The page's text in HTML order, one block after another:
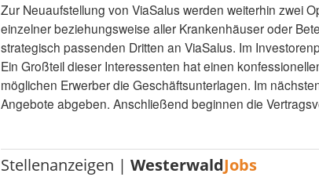
Zur Neuaufstellung von ViaSalus werden weiterhin zwei
einzelner beziehungsweise aller Krankenhäuser oder
strategisch passenden Dritten an ViaSalus. Im
Ein Großteil dieser Interessenten hat einen
möglichen Erwerber die Geschäftsunterlagen. Im
Angebote abgeben. Anschließend beginnen die
Stellenanzeigen |WesterwaldJobs